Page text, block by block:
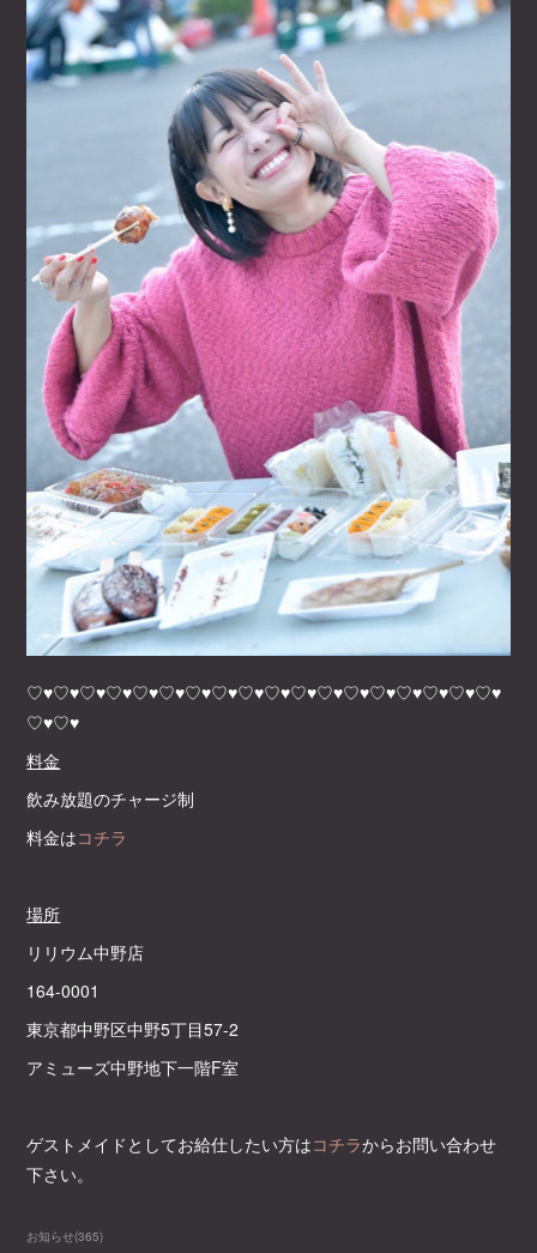
♡♥♡♥♡♥♡♥♡♥♡♥♡♥♡♥♡♥♡♥♡♥♡♥♡♥♡♥♡♥♡♥♡♥♡♥
♡♥♡♥
料金
飲み放題のチャージ制
料金はコチラ
場所
リリウム中野店
164-0001
東京都中野区中野5丁目57-2
アミューズ中野地下一階F室
ゲストメイドとしてお給仕したい方はコチラからお問い合わせ
下さい。
お知らせ(365)